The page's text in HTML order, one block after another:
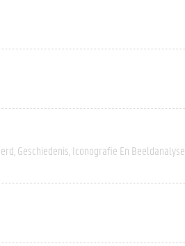
Geschiedenis Iconografie En Beeldanalyse